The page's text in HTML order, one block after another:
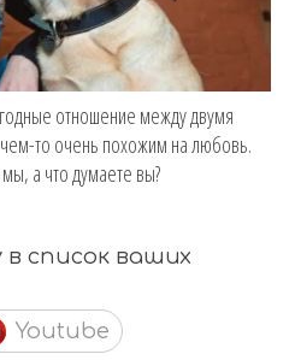
отношение между двумя
то очень похожим на любовь.
а что думаете вы?
список ваших
Youtube